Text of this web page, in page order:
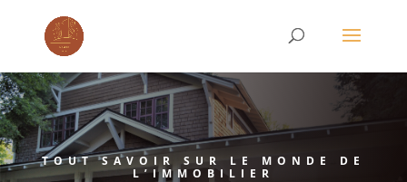
TOUT SAVOIR SUR LE MONDE DE
L’IMMOBILIER